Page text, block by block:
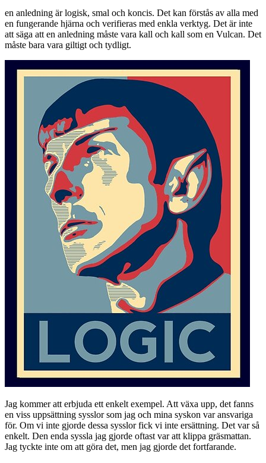
en anledning är logisk, smal och koncis. Det kan förstås av alla med
en fungerande hjärna och verifieras med enkla verktyg. Det är inte
att säga att en anledning måste vara kall och kall som en Vulcan. Det
måste bara vara giltigt och tydligt.
Jag kommer att erbjuda ett enkelt exempel. Att växa upp, det fanns
en viss uppsättning sysslor som jag och mina syskon var ansvariga
för. Om vi inte gjorde dessa sysslor fick vi inte ersättning. Det var så
enkelt. Den enda syssla jag gjorde oftast var att klippa gräsmattan.
Jag tyckte inte om att göra det, men jag gjorde det fortfarande.